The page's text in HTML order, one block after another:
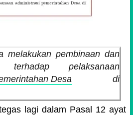
melakukan pembinaan dan
terhadap pelaksanaan
Desa di
lagi dalam Pasal 12 ayat